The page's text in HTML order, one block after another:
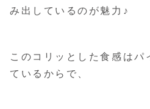
み出しているのが魅力♪
このコリッとした食感はパ
ているからで、